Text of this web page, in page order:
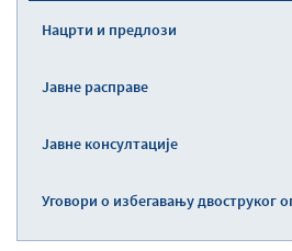
Нацрти и предлози
Јавне расправе
Јавне консултације
Уговори о избегавању двоструког